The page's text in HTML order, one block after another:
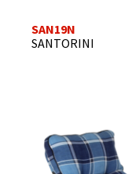
SAN19N
SANTORINI